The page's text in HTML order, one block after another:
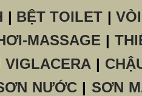
| BỆT TOILET |
MASSAGE |
|
NƯỚC | SƠN